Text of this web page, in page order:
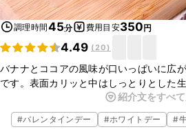
調理時間45分 費用目安350円
4.49 (20)
バナナとココアの風味が口いっぱいに広
です。表面カリッと中はしっとりとした
ティーやお子様のおやつにもピッタリで
どぜひお試しください！
紹介文をすべ
#バレンタインデー #ホワイトデー #